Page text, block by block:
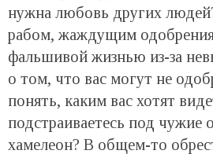
нужна любовь других
рабом, жаждущим
фальшивой жизнью из-за
о том, что вас могут не
понять, каким вас хотят
подстраиваетесь под чужие
хамелеон? В общем-то